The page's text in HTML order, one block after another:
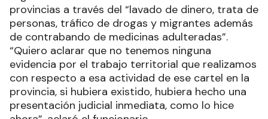
provincias a través del “lavado de dinero, trata de
personas, tráfico de drogas y migrantes además
de contrabando de medicinas adulteradas”.
“Quiero aclarar que no tenemos ninguna
evidencia por el trabajo territorial que realizamos
con respecto a esa actividad de ese cartel en la
provincia, si hubiera existido, hubiera hecho una
presentación judicial inmediata, como lo hice